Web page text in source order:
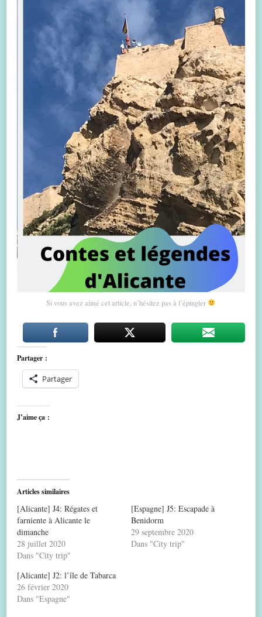
Si vous avez aimé cet article, n’hésitez pas à l’épingler
Partager :
Partager
J’aime ça :
Articles similaires
[Alicante] J4: Régates et
farniente à Alicante le
dimanche
28 juillet 2020
Dans "City trip"
[Espagne] J5: Escapade à
Benidorm
29 septembre 2020
Dans "City trip"
[Alicante] J2: l’île de Tabarca
26 février 2020
Dans "Espagne"